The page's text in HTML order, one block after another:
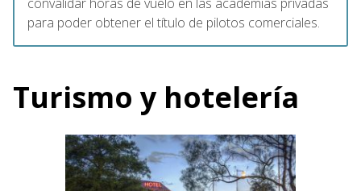
para poder obtener el título de pilotos comerciales.
Turismo y hotelería